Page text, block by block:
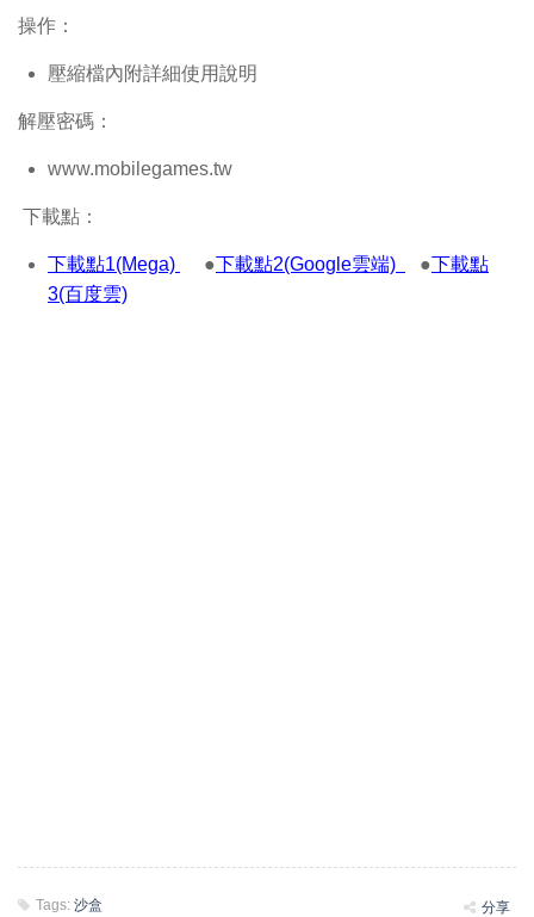
操作：
壓縮檔內附詳細使用說明
解壓密碼：
www.mobilegames.tw
下載點：
下載點1(Mega) ●下載點2(Google雲端) ●下載點
3(百度雲)
Tags: 沙盒 分享